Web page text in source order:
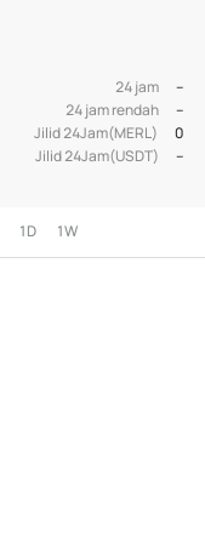
24 jam
--
24 jam rendah
--
Jilid 24Jam(MERL)
0
Jilid 24Jam(USDT)
--
1D 1W